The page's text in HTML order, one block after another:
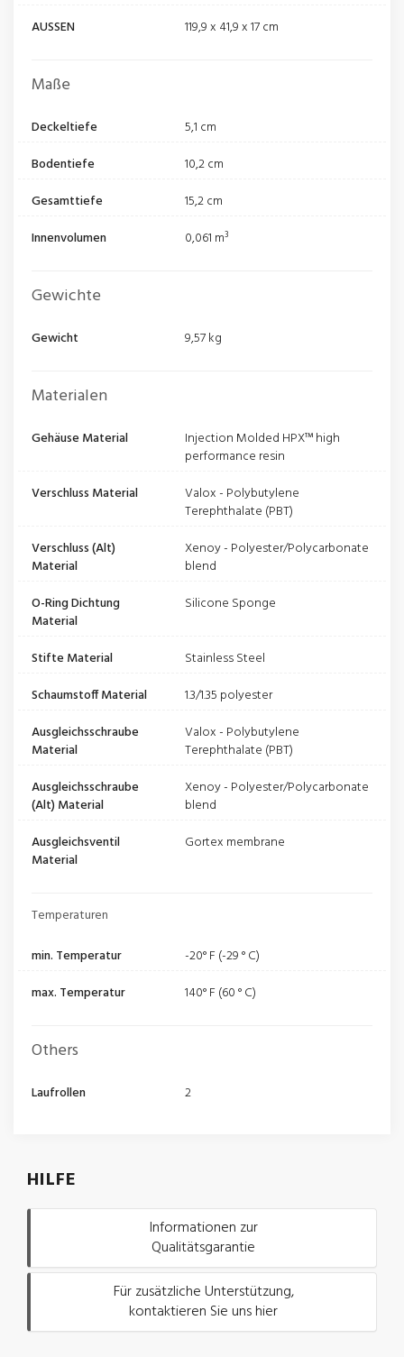
AUSSEN
119,9 x 41,9 x 17 cm
Maße
Deckeltiefe
5,1 cm
Bodentiefe
10,2 cm
Gesamttiefe
15,2 cm
Innenvolumen
0,061 m³
Gewichte
Gewicht 9,57 kg
Materialen
Gehäuse Material
Injection Molded HPX™ high
performance resin
Verschluss Material
Valox - Polybutylene
Terephthalate (PBT)
Verschluss (Alt)
Material
Xenoy - Polyester/Polycarbonate
blend
O-Ring Dichtung
Material
Silicone Sponge
Stifte Material
Stainless Steel
Schaumstoff Material
1.3/1.35 polyester
Ausgleichsschraube
Material
Valox - Polybutylene
Terephthalate (PBT)
Ausgleichsschraube
(Alt) Material
Xenoy - Polyester/Polycarbonate
blend
Ausgleichsventil
Material
Gortex membrane
Temperaturen
min. Temperatur
-20° F (-29 ° C)
max. Temperatur
140° F (60 ° C)
Others
Laufrollen 2
HILFE
Informationen zur
Qualitätsgarantie
Für zusätzliche Unterstützung,
kontaktieren Sie uns hier